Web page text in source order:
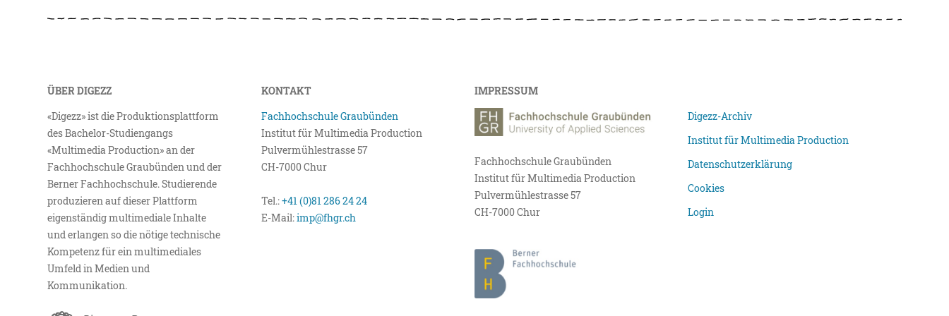
ÜBER DIGEZZ
«Digezz» ist die Produktionsplattform
des Bachelor-Studiengangs
«Multimedia Production» an der
Fachhochschule Graubünden und der
Berner Fachhochschule. Studierende
produzieren auf dieser Plattform
eigenständig multimediale Inhalte
und erlangen so die nötige technische
Kompetenz für ein multimediales
Umfeld in Medien und
Kommunikation.
KONTAKT
Fachhochschule Graubünden
Institut für Multimedia Production
Pulvermühlestrasse 57
CH-7000 Chur
Tel.:+41 (0)81 286 24 24
E-Mail:imp@fhgr.ch
IMPRESSUM
Fachhochschule Graubünden
Institut für Multimedia Production
Pulvermühlestrasse 57
CH-7000 Chur
Digezz-Archiv
Institut für Multimedia Production
Datenschutzerklärung
Cookies
Login